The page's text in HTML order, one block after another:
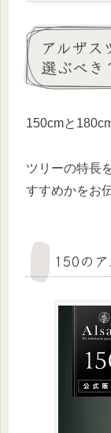
アルザ
選ぶべき
150cmと
ツリーの特長
すすめかをお
150の